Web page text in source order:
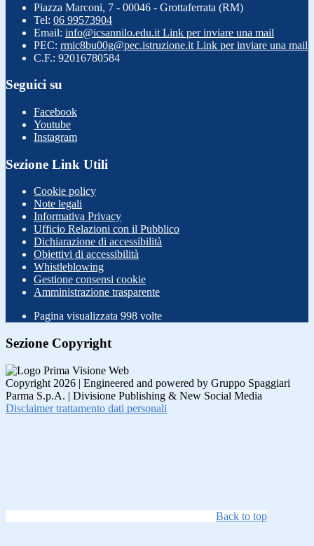
Piazza Marconi, 7 - 00046 - Grottaferrata (RM)
Tel: 06 99573904
Email: info@icsannilo.edu.it Link per inviare una mail
PEC: rmic8bu00g@pec.istruzione.it Link per inviare una mail
C.F.: 92016780584
Seguici su
Facebook
Youtube
Instagram
Sezione Link Utili
Cookie policy
Note legali
Informativa Privacy
Ufficio Relazioni con il Pubblico
Dichiarazione di accessibilità
Obiettivi di accessibilità
Whistleblowing
Gestione consensi cookie
Amministrazione trasparente
Pagina visualizzata 998 volte
Sezione Copyright
Copyright 2026 | Engineered and powered by Gruppo Spaggiari
Parma S.p.A. | Divisione Publishing & New Social Media
Disclaimer trattamento dati personali
Back to top